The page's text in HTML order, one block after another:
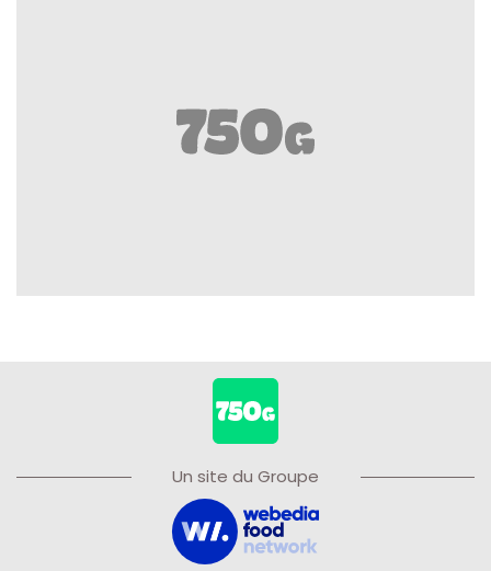
Un site du Groupe